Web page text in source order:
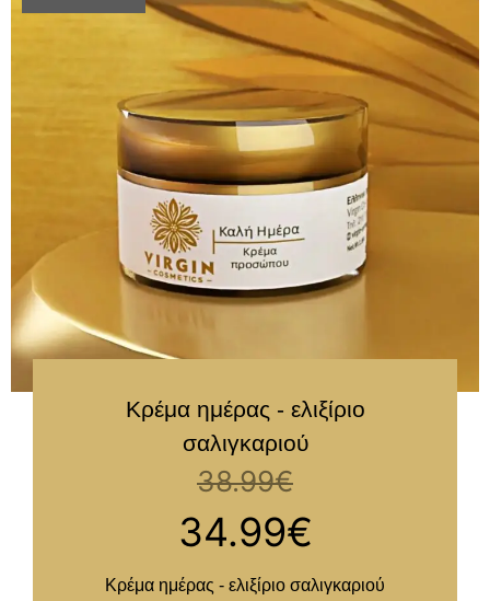
Κρέμα ημέρας - ελιξίριο
σαλιγκαριού
38.99€
34.99€
Κρέμα ημέρας - ελιξίριο σαλιγκαριού